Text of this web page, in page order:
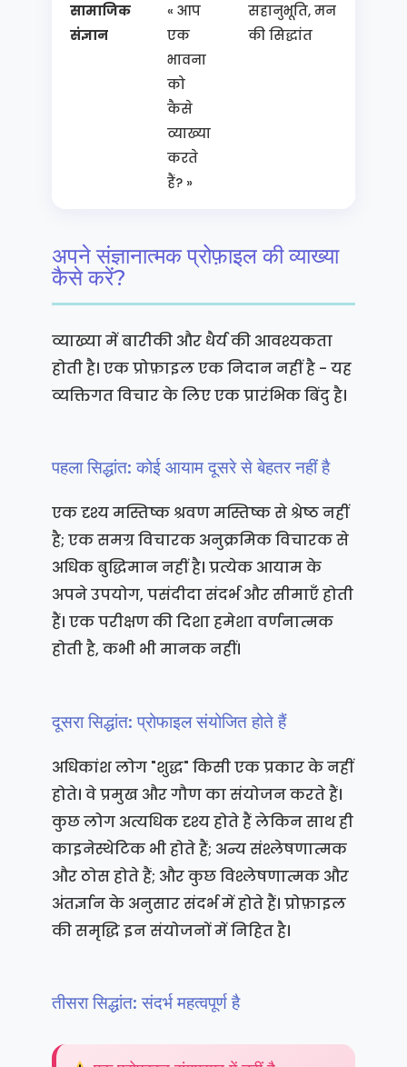
सामाजिक
संज्ञान
« आप
एक
भावना
को
कैसे
व्याख्या
करते
हैं? »
सहानुभूति, मन
की सिद्धांत
अपने संज्ञानात्मक प्रोफ़ाइल की व्याख्या
कैसे करें?
व्याख्या में बारीकी और धैर्य की आवश्यकता
होती है। एक प्रोफ़ाइल एक निदान नहीं है - यह
व्यक्तिगत विचार के लिए एक प्रारंभिक बिंदु है।
पहला सिद्धांत: कोई आयाम दूसरे से बेहतर नहीं है
एक दृश्य मस्तिष्क श्रवण मस्तिष्क से श्रेष्ठ नहीं
है; एक समग्र विचारक अनुक्रमिक विचारक से
अधिक बुद्धिमान नहीं है। प्रत्येक आयाम के
अपने उपयोग, पसंदीदा संदर्भ और सीमाएँ होती
हैं। एक परीक्षण की दिशा हमेशा वर्णनात्मक
होती है, कभी भी मानक नहीं।
दूसरा सिद्धांत: प्रोफाइल संयोजित होते हैं
अधिकांश लोग "शुद्ध" किसी एक प्रकार के नहीं
होते। वे प्रमुख और गौण का संयोजन करते हैं।
कुछ लोग अत्यधिक दृश्य होते हैं लेकिन साथ ही
काइनेस्थेटिक भी होते हैं; अन्य संश्लेषणात्मक
और ठोस होते हैं; और कुछ विश्लेषणात्मक और
अंतर्ज्ञान के अनुसार संदर्भ में होते हैं। प्रोफ़ाइल
की समृद्धि इन संयोजनों में निहित है।
तीसरा सिद्धांत: संदर्भ महत्वपूर्ण है